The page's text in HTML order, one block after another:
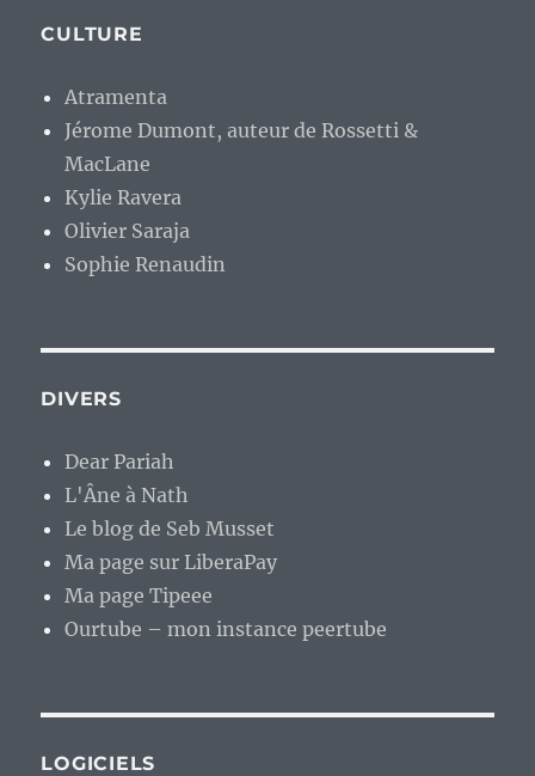
CULTURE
Atramenta
Jérome Dumont, auteur de Rossetti &
MacLane
Kylie Ravera
Olivier Saraja
Sophie Renaudin
DIVERS
Dear Pariah
L'Âne à Nath
Le blog de Seb Musset
Ma page sur LiberaPay
Ma page Tipeee
Ourtube – mon instance peertube
LOGICIELS